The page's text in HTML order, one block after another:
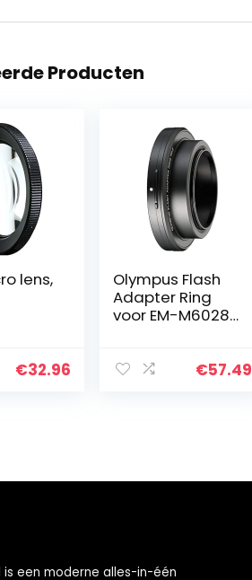
Producten
lens,
€32.96
Olympus Flash
Adapter Ring
voor EM-M6028
€57.49
is een moderne alles-in-één